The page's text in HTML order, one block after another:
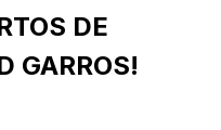
DE
GARROS!